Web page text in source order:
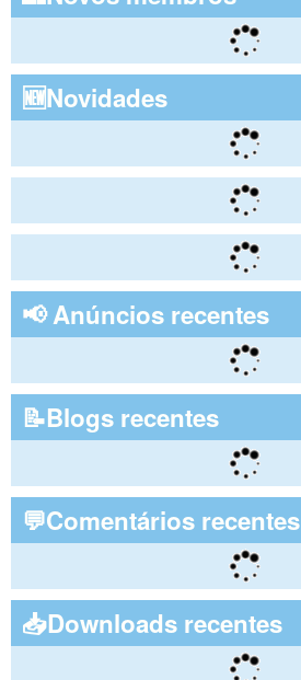
🆕Novidades
📢 Anúncios recentes
📝Blogs recentes
💬Comentários recentes
📥Downloads recentes